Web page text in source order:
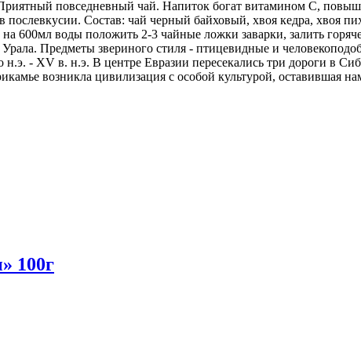
повседневный чай. Напиток богат витамином С,
Состав: чай черный байховый, хвоя кедра, хвоя
600мл воды положить 2-3 чайные ложки заварки, залить
Предметы звериного стиля - птицевидные и
- XV в. н.э. В центре Евразии пересекались три дороги в
возникла цивилизация с особой культурой, оставившая
100г